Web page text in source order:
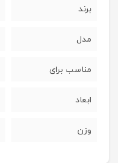
برند
مدل
مناسب برای
ابعاد
وزن